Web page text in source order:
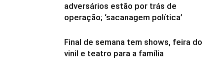
adversários estão por trás de
operação; ‘sacanagem política’
Final de semana tem shows, feira do
vinil e teatro para a família